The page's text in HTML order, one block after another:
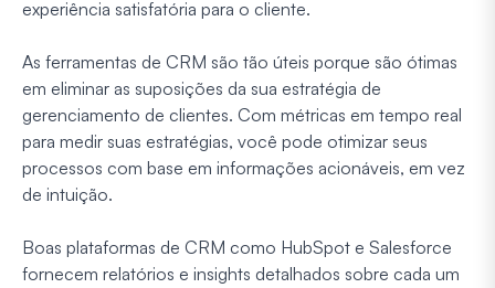
experiência satisfatória para o cliente.
As ferramentas de CRM são tão úteis porque são ótimas
em eliminar as suposições da sua estratégia de
gerenciamento de clientes. Com métricas em tempo real
para medir suas estratégias, você pode otimizar seus
processos com base em informações acionáveis, em vez
de intuição.
Boas plataformas de CRM como HubSpot e Salesforce
fornecem relatórios e insights detalhados sobre cada um